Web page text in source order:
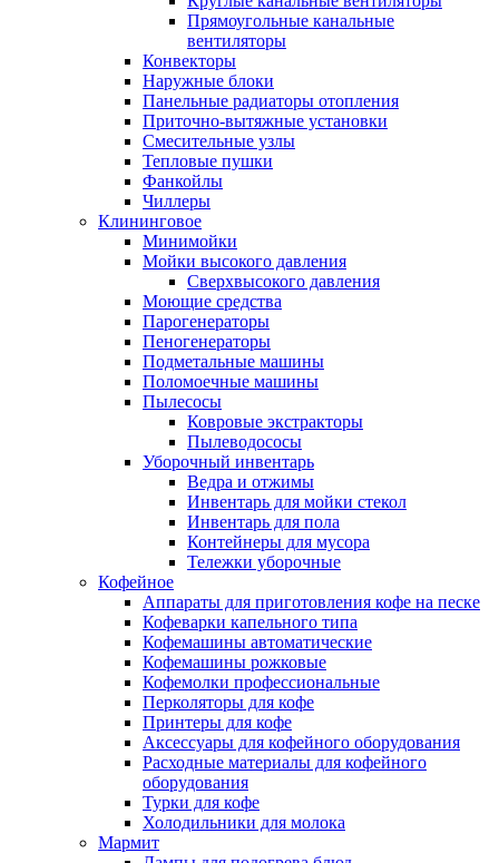
Прямоугольные канальные
вентиляторы
Конвекторы
Наружные блоки
Панельные радиаторы отопления
Приточно-вытяжные установки
Смесительные узлы
Тепловые пушки
Фанкойлы
Чиллеры
Клининговое
Минимойки
Мойки высокого давления
Сверхвысокого давления
Моющие средства
Парогенераторы
Пеногенераторы
Подметальные машины
Поломоечные машины
Пылесосы
Ковровые экстракторы
Пылеводососы
Уборочный инвентарь
Ведра и отжимы
Инвентарь для мойки стекол
Инвентарь для пола
Контейнеры для мусора
Тележки уборочные
Кофейное
Аппараты для приготовления кофе на песке
Кофеварки капельного типа
Кофемашины автоматические
Кофемашины рожковые
Кофемолки профессиональные
Перколяторы для кофе
Принтеры для кофе
Аксессуары для кофейного оборудования
Расходные материалы для кофейного
оборудования
Турки для кофе
Холодильники для молока
Мармит